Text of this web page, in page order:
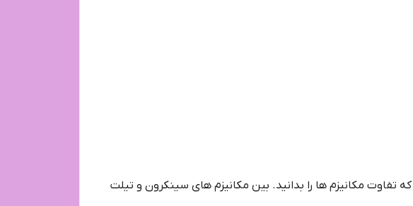
مکانیزم ها را بدانید. بین مکانیزم های سینکرون و تیلت